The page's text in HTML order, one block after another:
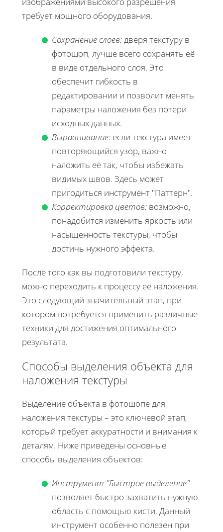
требует мощного оборудования.
Сохранение слоев:дверя текстуру в
фотошоп, лучше всего сохранять её
в виде отдельного слоя. Это
обеспечит гибкость в
редактировании и позволит менять
параметры наложения без потери
исходных данных.
Выравнивание: если текстура имеет
повторяющийся узор, важно
наложить её так, чтобы избежать
видимых швов. Здесь может
пригодиться инструмент "Паттерн".
Корректировка цветов: возможно,
понадобится изменить яркость или
насыщенность текстуры, чтобы
достичь нужного эффекта.
После того как вы подготовили текстуру,
можно переходить к процессу её наложения.
Это следующий значительный этап, при
котором потребуется применить различные
техники для достижения оптимального
результата.
Способы выделения объекта для
наложения текстуры
Выделение объекта в фотошопе для
наложения текстуры – это ключевой этап,
который требует аккуратности и внимания к
деталям. Ниже приведены основные
способы выделения объектов:
Инструмент "Быстрое выделение"–
позволяет быстро захватить нужную
область с помощью кисти. Данный
инструмент особенно полезен при